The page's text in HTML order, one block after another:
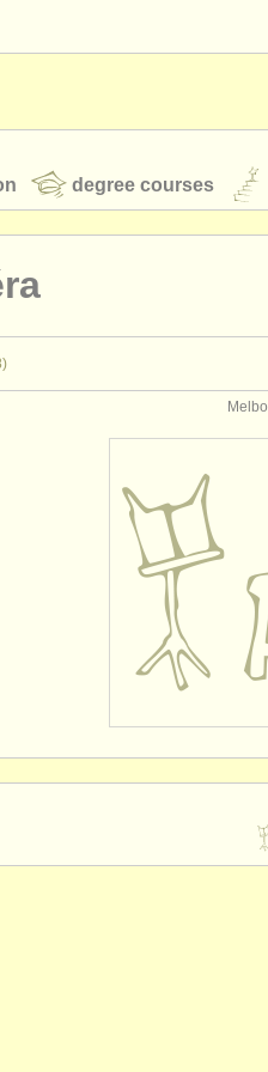
degree courses
actualités musique classique